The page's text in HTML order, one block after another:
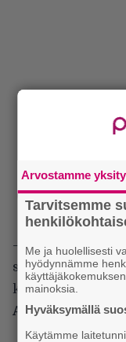
– Elämän paino
selkäranka
katkeraan
A Cellar Door:
Arvostamme
Tarvitsemme
Me ja huolellisesti
hyödynnämme
mainoksia.
Hyväksymällä
Käytämme